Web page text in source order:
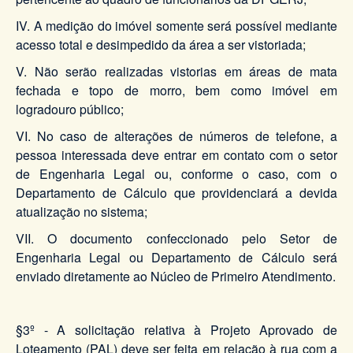
IV. A medição do imóvel somente será possível mediante
acesso total e desimpedido da área a ser vistoriada;
V. Não serão realizadas vistorias em áreas de mata
fechada e topo de morro, bem como imóvel em
logradouro público;
VI. No caso de alterações de números de telefone, a
pessoa interessada deve entrar em contato com o setor
de Engenharia Legal ou, conforme o caso, com o
Departamento de Cálculo que providenciará a devida
atualização no sistema;
VII. O documento confeccionado pelo Setor de
Engenharia Legal ou Departamento de Cálculo será
enviado diretamente ao Núcleo de Primeiro Atendimento.
§3º - A solicitação relativa à Projeto Aprovado de
Loteamento (PAL) deve ser feita em relação à rua com a